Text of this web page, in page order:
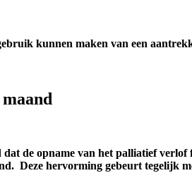
kunnen maken van een
dat de opname van het palliatief
Deze hervorming gebeurt tegelijk